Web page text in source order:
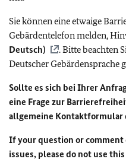
Sie können eine etwaige
Gebärdentelefon melden,
Deutsch)
. Bitte beachten
Deutscher Gebärdensprache
Sollte es sich bei Ihrer
eine Frage zur
allgemeine Kontaktformular
If your question or
issues, please do not use